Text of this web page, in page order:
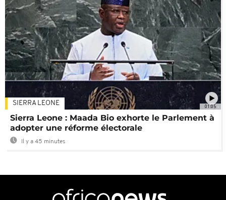
01:05
SIERRA LEONE
Sierra Leone : Maada Bio exhorte le Parlement à
adopter une réforme électorale
Il y a 45 minutes